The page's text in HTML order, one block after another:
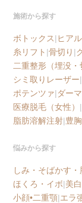
施術から探す
ボトックス|ヒア
糸リフト |骨切り |
二重整形（埋没・
シミ取りレーザー|
ポテンツァ|ダー
医療脱毛（女性） |
脂肪溶解注射|豊胸
悩みから探す
しみ・そばかす・
ほくろ・イボ|美
小顔•二重顎|エラ